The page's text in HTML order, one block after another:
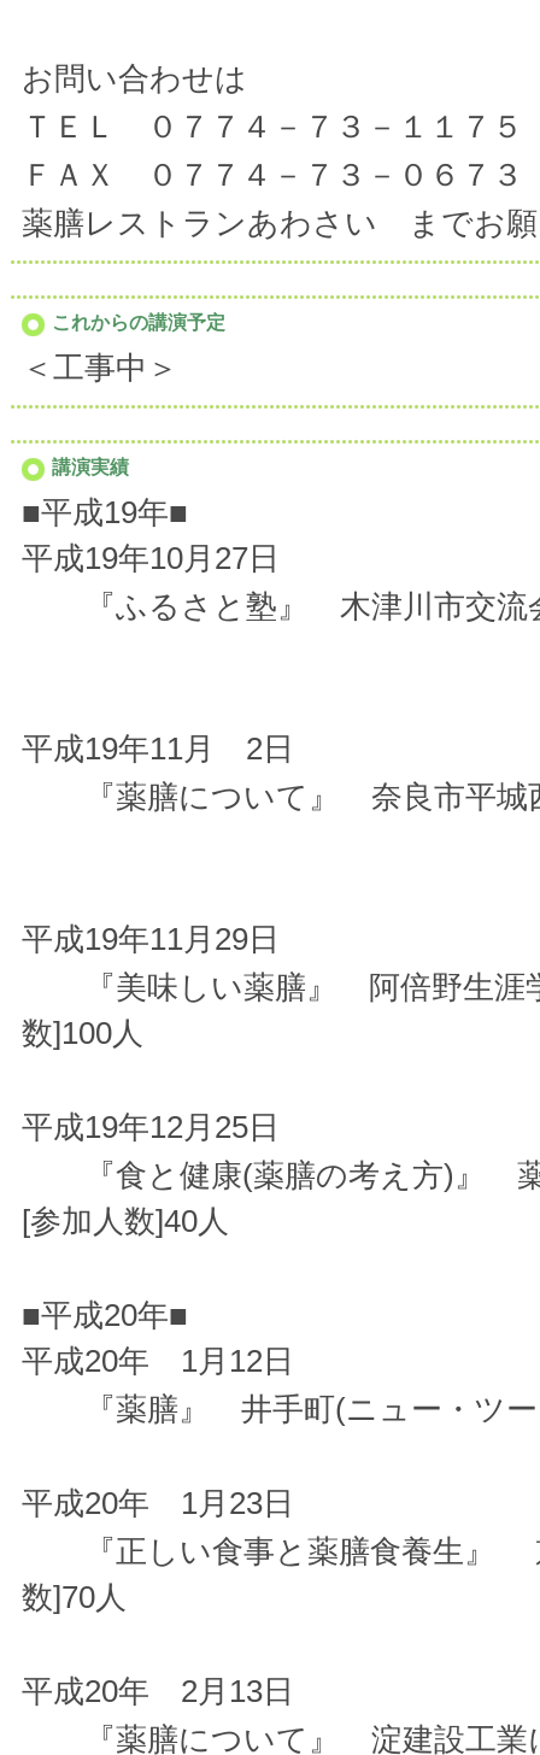
お問い合わせは
ＴＥＬ ０７７４－７３－１１７５
ＦＡＸ ０７７４－７３－０６７３
薬膳レストランあわさい までお
これからの講演予定
＜工事中＞
講演実績
■平成19年■
平成19年10月27日
『ふるさと塾』 木津川市交流
平成19年11月 2日
『薬膳について』 奈良市平城
平成19年11月29日
『美味しい薬膳』 阿倍野生涯
数]100人
平成19年12月25日
『食と健康(薬膳の考え方)』
[参加人数]40人
■平成20年■
平成20年 1月12日
『薬膳』 井手町(ニュー・ツー
平成20年 1月23日
『正しい食事と薬膳食養生』
数]70人
平成20年 2月13日
『薬膳について』 淀建設工業